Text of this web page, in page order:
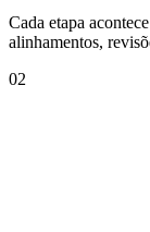
Cada etapa
alinhamentos,
02